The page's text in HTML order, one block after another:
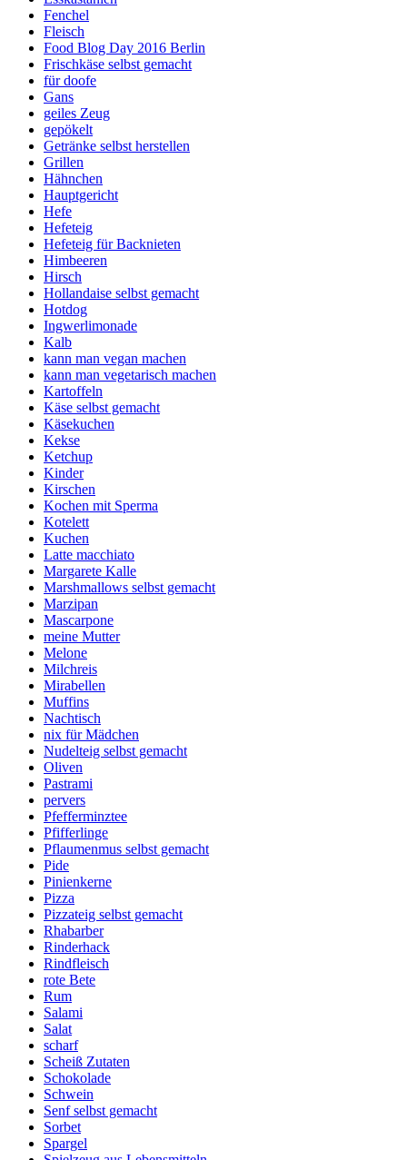
Fenchel
Fleisch
Food Blog Day 2016 Berlin
Frischkäse selbst gemacht
für doofe
Gans
geiles Zeug
gepökelt
Getränke selbst herstellen
Grillen
Hähnchen
Hauptgericht
Hefe
Hefeteig
Hefeteig für Backnieten
Himbeeren
Hirsch
Hollandaise selbst gemacht
Hotdog
Ingwerlimonade
Kalb
kann man vegan machen
kann man vegetarisch machen
Kartoffeln
Käse selbst gemacht
Käsekuchen
Kekse
Ketchup
Kinder
Kirschen
Kochen mit Sperma
Kotelett
Kuchen
Latte macchiato
Margarete Kalle
Marshmallows selbst gemacht
Marzipan
Mascarpone
meine Mutter
Melone
Milchreis
Mirabellen
Muffins
Nachtisch
nix für Mädchen
Nudelteig selbst gemacht
Oliven
Pastrami
pervers
Pfefferminztee
Pfifferlinge
Pflaumenmus selbst gemacht
Pide
Pinienkerne
Pizza
Pizzateig selbst gemacht
Rhabarber
Rinderhack
Rindfleisch
rote Bete
Rum
Salami
Salat
scharf
Scheiß Zutaten
Schokolade
Schwein
Senf selbst gemacht
Sorbet
Spargel